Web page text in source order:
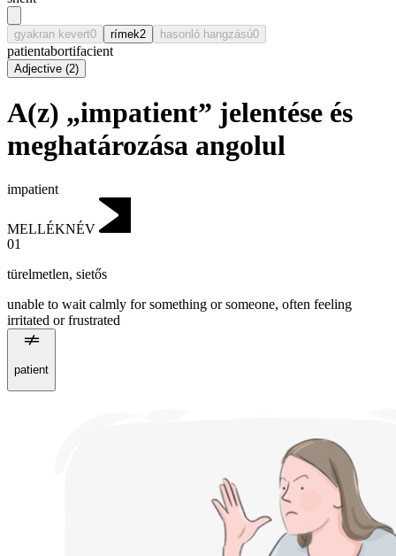
gyakran kevert0 rímek2 hasonló hangzású0
patientabortifacient
Adjective (2)
A(z) „impatient” jelentése és
meghatározása angolul
impatient
MELLÉKNÉV
01
türelmetlen, sietős
unable to wait calmly for something or someone, often feeling
irritated or frustrated
patient